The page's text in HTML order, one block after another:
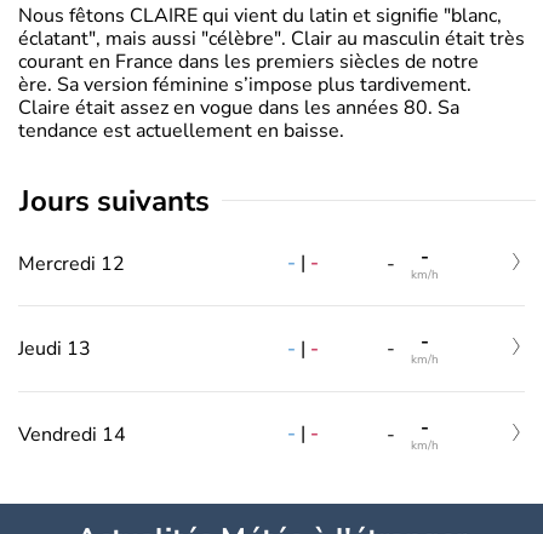
Nous fêtons CLAIRE qui vient du latin et signifie "blanc,
éclatant", mais aussi "célèbre". Clair au masculin était très
courant en France dans les premiers siècles de notre
ère. Sa version féminine s’impose plus tardivement.
Claire était assez en vogue dans les années 80. Sa
tendance est actuellement en baisse.
jours suivants
Mercredi 12 - | - - -
km/h
Jeudi 13 - | - - -
km/h
Vendredi 14 - | - - -
km/h